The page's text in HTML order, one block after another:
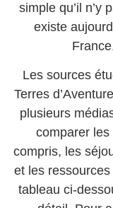
simple qu’il n’y
existe
Les sources
Terres
plusieurs
comparer
compris, les
et les
tableau ci-